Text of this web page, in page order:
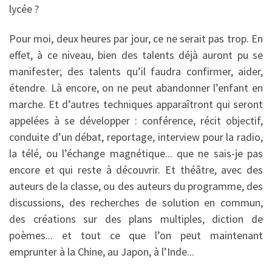
lycée ?
Pour moi, deux heures par jour, ce ne serait pas trop. En
effet, à ce niveau, bien des talents déjà auront pu se
manifester; des talents qu’il faudra confirmer, aider,
étendre. Là encore, on ne peut abandonner l’enfant en
marche. Et d’autres techniques appa­raîtront qui seront
appelées à se dé­velopper : conférence, récit objectif,
conduite d’un débat, reportage, inter­view pour la radio,
la télé, ou l’échange magnétique... que ne sais-je pas
encore et qui reste à découvrir. Et théâtre, avec des
auteurs de la classe, ou des auteurs du programme, des
discussions, des recherches de solution en commun,
des créations sur des plans multiples, diction de
poèmes... et tout ce que l’on peut maintenant
emprunter à la Chine, au Japon, à l’Inde...